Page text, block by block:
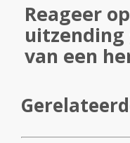
Reageer
van een